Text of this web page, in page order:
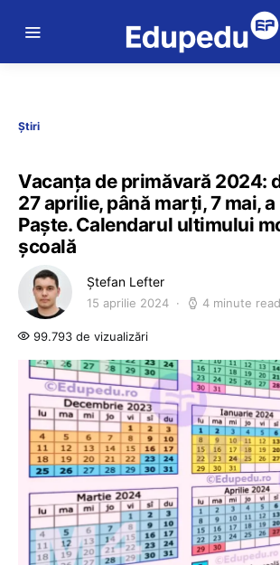
Știri
Vacanța de primăvară 2024:
27 aprilie, până marți, 7 mai,
Paște. Calendarul ultimului
școală
Ștefan Lefter
15 aprilie 2024 4 minute read
99.793 de vizualizări